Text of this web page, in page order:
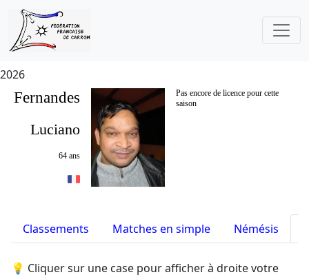
2026
Fernandes
Pas encore de licence pour cette
saison
Luciano
64 ans
Classements Matches en simple Némésis
💡 Cliquer sur une case pour afficher à droite votre